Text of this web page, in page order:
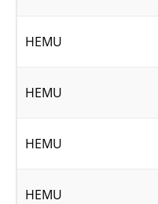
HEMU
HEMU
HEMU
HEMU